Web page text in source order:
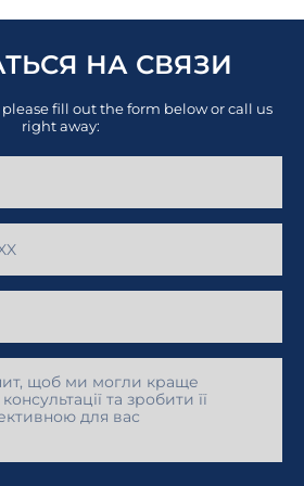
НА СВЯЗИ
fill out the form below or call us
right away: